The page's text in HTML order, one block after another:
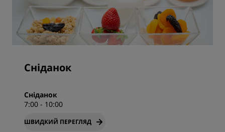
Сніданок
Сніданок
7:00 - 10:00
ШВИДКИЙ ПЕРЕГЛЯД